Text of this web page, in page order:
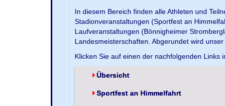
In diesem Bereich finden alle Athleten und
Stadionveranstaltungen (Sportfest an
Laufveranstaltungen (Bönnigheimer
Landesmeisterschaften. Abgerundet wird
Klicken Sie auf einen der nachfolgenden Links
Übersicht
Sportfest an Himmelfahrt